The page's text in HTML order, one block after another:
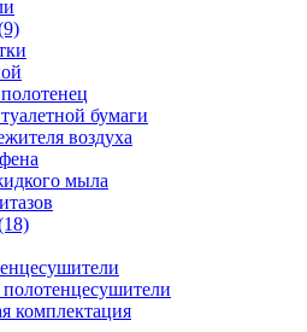
бумаги
воздуха
мыла
комплектация